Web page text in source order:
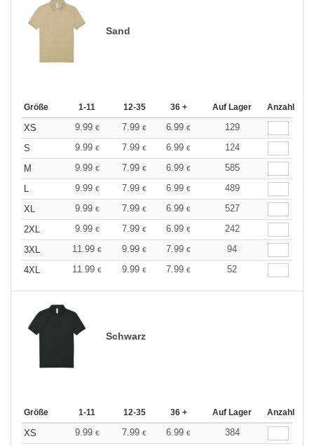
Sand
Größe 1-11 12-35 36 + Auf Lager Anzahl
XS 9.99 € 7.99 € 6.99 €
129
S
9.99 € 7.99 € 6.99 €
124
M
9.99 € 7.99 € 6.99 €
585
9.99 € 7.99 € 6.99 €
489
XL
9.99 € 7.99 € 6.99 €
527
2XL
9.99 € 7.99 € 6.99 €
242
3XL
11.99 € 9.99 € 7.99 €
94
4XL
11.99 € 9.99 € 7.99 € 52
Schwarz
Größe 1-11 12-35 36 + Auf Lager Anzahl
XS 9.99 € 7.99 € 6.99 €
384